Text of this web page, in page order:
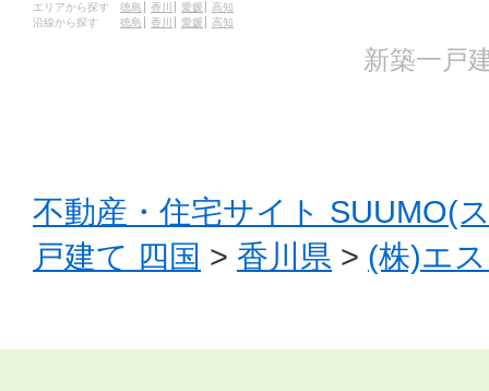
エリアから探す 徳島 香川 愛媛
高知
沿線から探す
徳島 香川 愛媛 高知
新築一戸
不動産・住宅サイト SUUMO(
戸建て 四国 > 香川県 > (株)エ